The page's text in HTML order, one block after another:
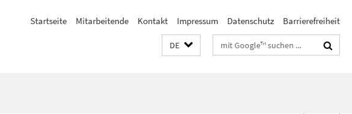
Startseite Mitarbeitende Kontakt Impressum Datenschutz Barrierefreiheit
DE Suchbegriffe